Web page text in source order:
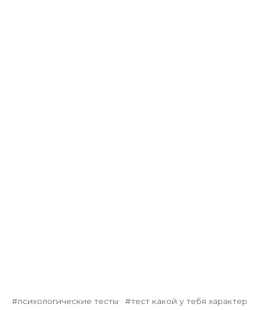
психологические тесты
тест какой у тебя характер